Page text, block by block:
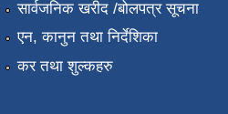
सार्वजनिक खरीद /बोलपत्र सूचना
एन, कानुन तथा निर्देशिका
कर तथा शुल्कहरु